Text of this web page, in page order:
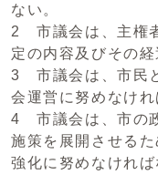
ない。
2 市議会は、主権
定の内容及びその
3 市議会は、市民
会運営に努めなけれ
4 市議会は、市の
施策を展開させる
強化に努めなければ